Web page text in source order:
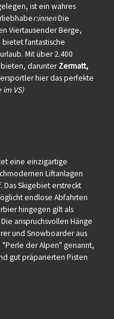
ist ein wahres
r:innenDie
Viertausender Berge,
fantastische
Mit über 2.400
darunterZermatt,
hier das perfekte
VS)
eine einzigartige
Liftanlagen
Skigebiet erstreckt
endlose Abfahrten
hingegen gilt als
anspruchsvollen Hänge
und Snowboarder aus
"Perle der Alpen" genannt,
gut präparierten Pisten